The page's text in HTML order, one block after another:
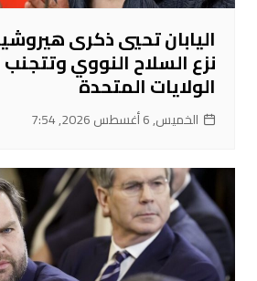
اليابان تحيي ذكرى
نزع السلاح النووي وتتجنب
الولايات المتحدة
الخميس, 6 أغسطس 2026, 7:54